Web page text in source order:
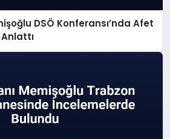
DSÖ Konferansı’nda Afet